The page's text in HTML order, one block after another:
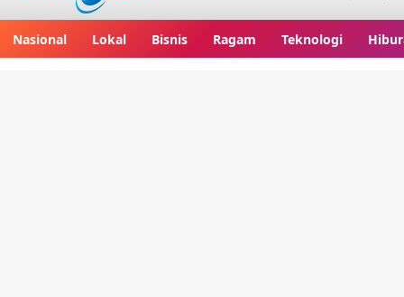
Nasional Lokal Bisnis Ragam Teknologi